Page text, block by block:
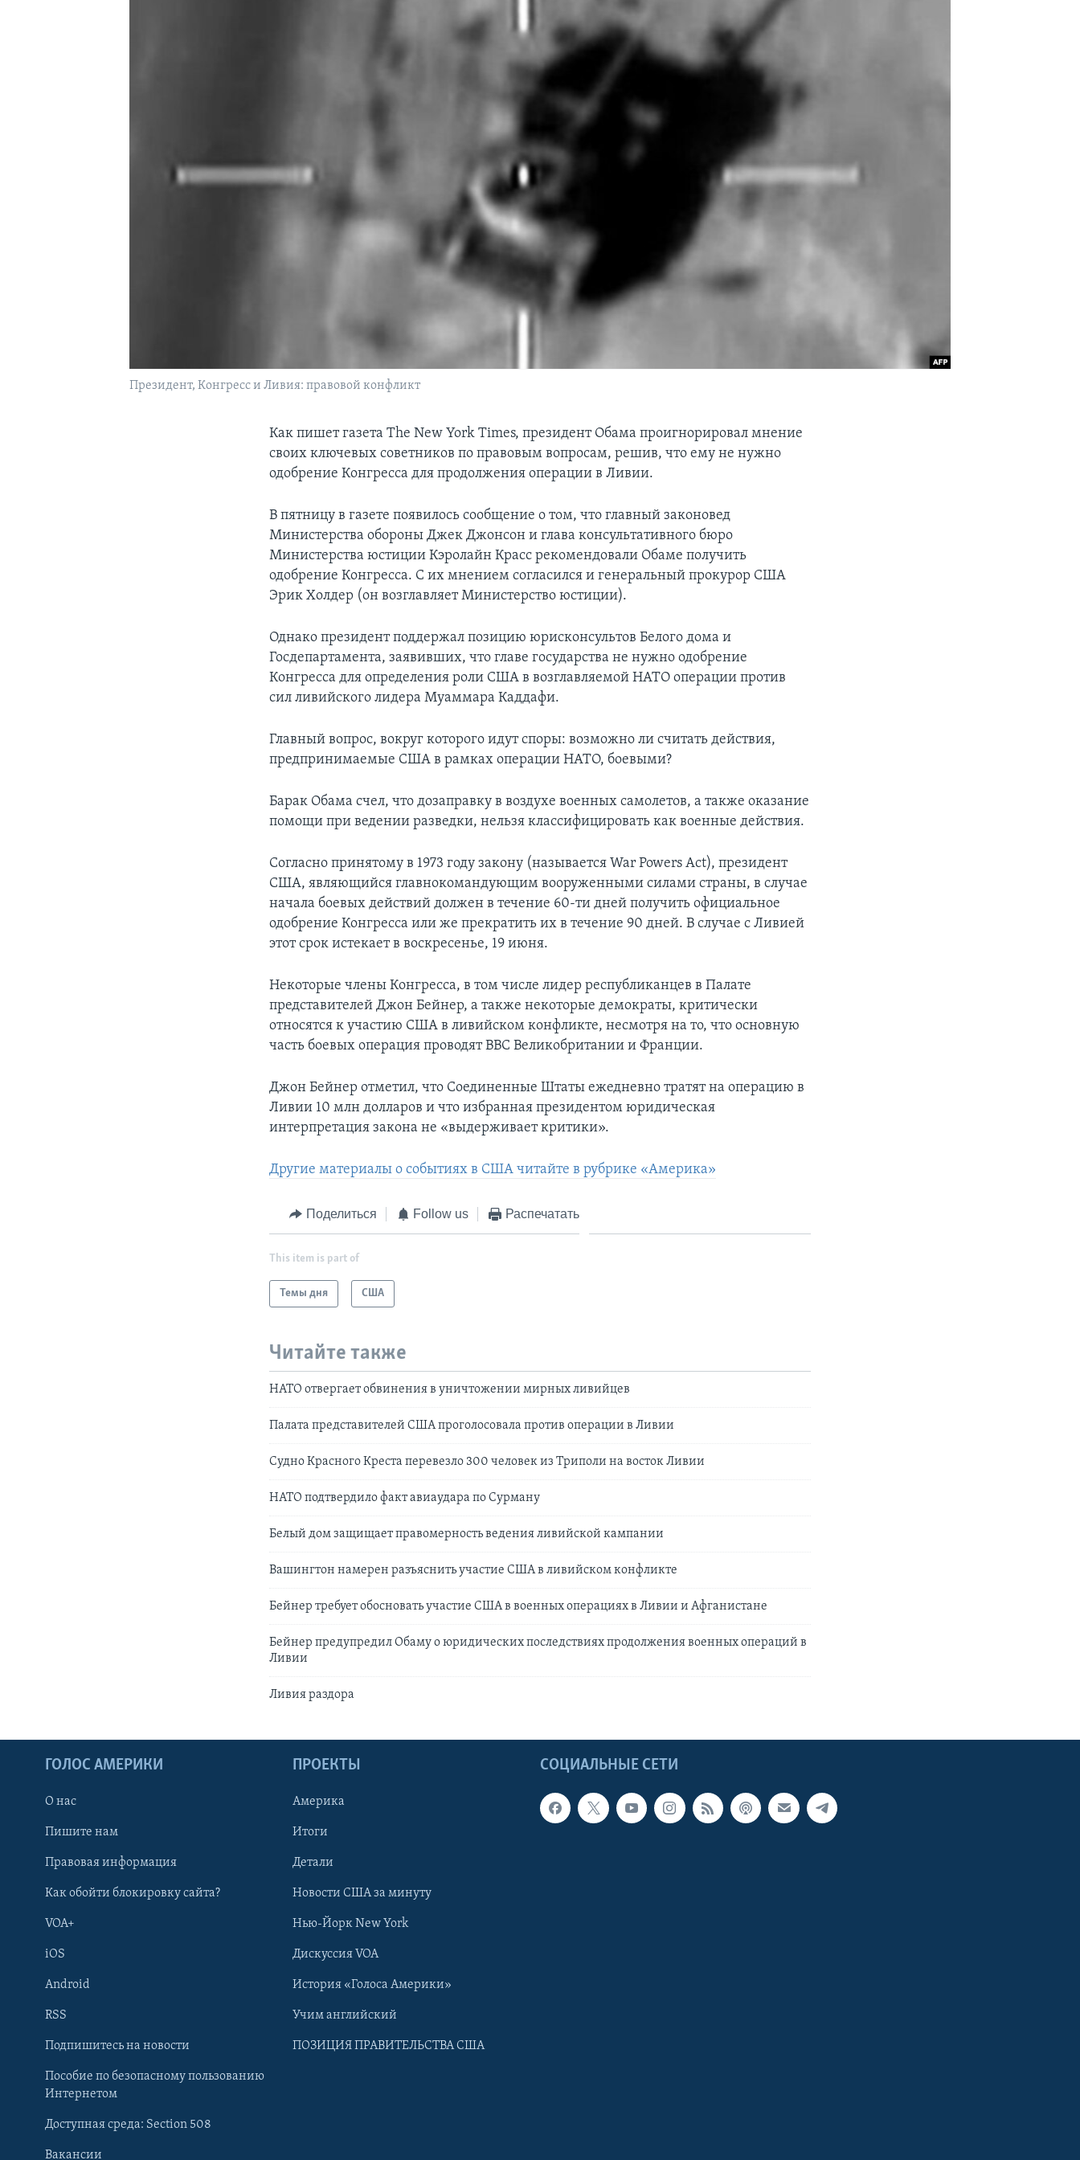
Learning English
Президент, Конгресс и Ливия: правовой конфликт
Как пишет газета The New York Times, президент Обама проигнорировал мнение
своих ключевых советников по правовым вопросам, решив, что ему не нужно
одобрение Конгресса для продолжения операции в Ливии.
В пятницу в газете появилось сообщение о том, что главный законовед
Министерства обороны Джек Джонсон и глава консультативного бюро
Министерства юстиции Кэролайн Красс рекомендовали Обаме получить
одобрение Конгресса. С их мнением согласился и генеральный прокурор США
Эрик Холдер (он возглавляет Министерство юстиции).
Однако президент поддержал позицию юрисконсультов Белого дома и
Госдепартамента, заявивших, что главе государства не нужно одобрение
Конгресса для определения роли США в возглавляемой НАТО операции против
сил ливийского лидера Муаммара Каддафи.
Главный вопрос, вокруг которого идут споры: возможно ли считать действия,
предпринимаемые США в рамках операции НАТО, боевыми?
Барак Обама счел, что дозаправку в воздухе военных самолетов, а также оказание
помощи при ведении разведки, нельзя классифицировать как военные действия.
Согласно принятому в 1973 году закону (называется War Powers Act), президент
США, являющийся главнокомандующим вооруженными силами страны, в случае
начала боевых действий должен в течение 60-ти дней получить официальное
одобрение Конгресса или же прекратить их в течение 90 дней. В случае с Ливией
этот срок истекает в воскресенье, 19 июня.
Некоторые члены Конгресса, в том числе лидер республиканцев в Палате
представителей Джон Бейнер, а также некоторые демократы, критически
относятся к участию США в ливийском конфликте, несмотря на то, что основную
часть боевых операция проводят ВВС Великобритании и Франции.
Джон Бейнер отметил, что Соединенные Штаты ежедневно тратят на операцию в
Ливии 10 млн долларов и что избранная президентом юридическая
интерпретация закона не «выдерживает критики».
Другие материалы о событиях в США читайте в рубрике «Америка»
Поделиться Follow us Распечатать
This item is part of
Темы дня США
Читайте также
НАТО отвергает обвинения в уничтожении мирных ливийцев
Палата представителей США проголосовала против операции в Ливии
Судно Красного Креста перевезло 300 человек из Триполи на восток Ливии
НАТО подтвердило факт авиаудара по Сурману
Белый дом защищает правомерность ведения ливийской кампании
Вашингтон намерен разъяснить участие США в ливийском конфликте
Бейнер требует обосновать участие США в военных операциях в Ливии и Афганистане
Бейнер предупредил Обаму о юридических последствиях продолжения военных операций в
Ливии
Ливия раздора
СОЦИАЛЬНЫЕ СЕТИ
ГОЛОС АМЕРИКИ
О нас
Пишите нам
Правовая информация
Как обойти блокировку сайта?
VOA+
iOS
Android
RSS
Подпишитесь на новости
Пособие по безопасному пользованию
Интернетом
Доступная среда: Section 508
Вакансии
ПРОЕКТЫ
Америка
Итоги
Детали
Новости США за минуту
Нью-Йорк New York
Дискуссия VOA
История «Голоса Америки»
Учим английский
ПОЗИЦИЯ ПРАВИТЕЛЬСТВА США